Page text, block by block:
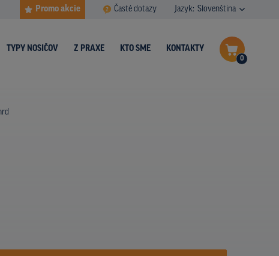
Promo akcie Časté dotazy Jazyk: Slovenština
0
TYPY NOSIČOV Z PRAXE KTO SME KONTAKTY